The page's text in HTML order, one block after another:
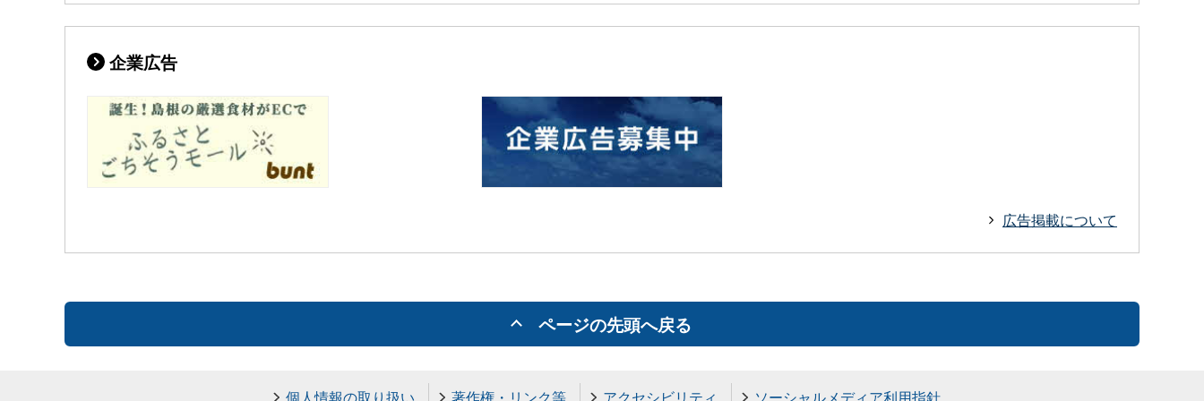
企業広告
広告掲載について
ページの先頭へ戻る
個人情報の取り扱い 著作権・リンク等 アクセシビリティ ソーシャルメディア利用指針